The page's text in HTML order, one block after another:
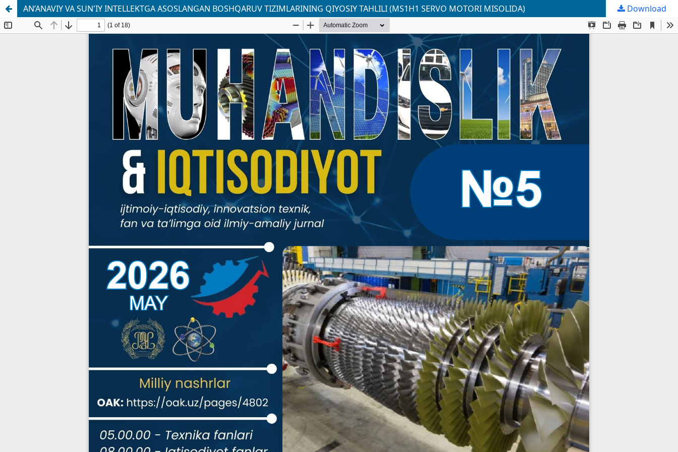
AN’ANAVIY VA SUN'IY INTELLEKTGA ASOSLANGAN BOSHQARUV TIZIMLARINING QIYOSIY TAHLILI (MS1H1 SERVO MOTORI MISOLIDA) Download